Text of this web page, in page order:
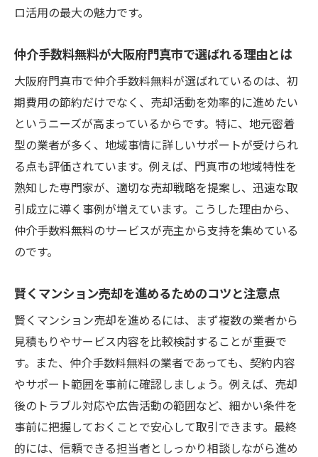
イル
却手法
仲介手数料無料サービス選びのポイント解
説
初期費用を抑えたい人必見のマンション売
却情報
マンション売りたい人が門真市で得する秘
訣
手数料無料を活用した売却成功の秘訣
マンション売りたい人が実践すべき売却準
仲介手数料無料で高く売るための交渉術を
門真市でマンション売りたい人の成功事例
を紹介
手数料無料サービスを上手に選ぶコツとは
費用を抑えたマンション売却の実践的な方
法
マンション売りたい人が押さえるべき注意
ロ活用の最大の魅力です。
仲介手数料無料が大阪府門真市で選ばれる理由とは
大阪府門真市で仲介手数料無料が選ばれているのは、初
期費用の節約だけでなく、売却活動を効率的に進めたい
というニーズが高まっているからです。特に、地元密着
型の業者が多く、地域事情に詳しいサポートが受けられ
る点も評価されています。例えば、門真市の地域特性を
熟知した専門家が、適切な売却戦略を提案し、迅速な取
引成立に導く事例が増えています。こうした理由から、
仲介手数料無料のサービスが売主から支持を集めている
のです。
賢くマンション売却を進めるためのコツと注意点
賢くマンション売却を進めるには、まず複数の業者から
見積もりやサービス内容を比較検討することが重要で
す。また、仲介手数料無料の業者であっても、契約内容
やサポート範囲を事前に確認しましょう。例えば、売却
後のトラブル対応や広告活動の範囲など、細かい条件を
事前に把握しておくことで安心して取引できます。最終
的には、信頼できる担当者としっかり相談しながら進め